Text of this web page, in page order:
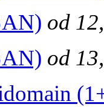
od
od